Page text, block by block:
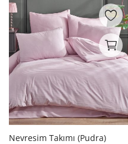
Nevresim Takımı (Pudra)